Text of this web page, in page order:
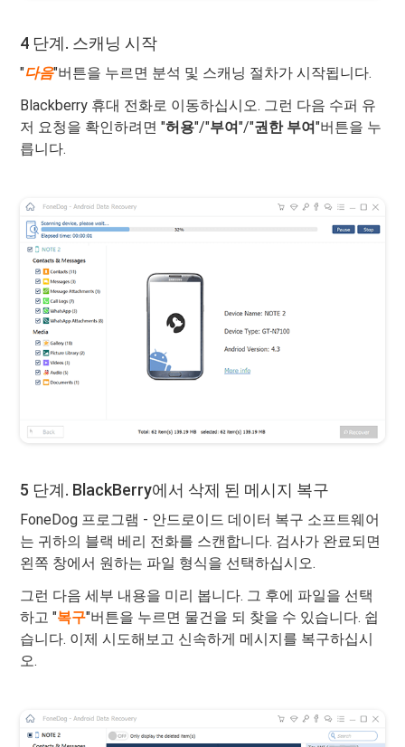
4 단계. 스캐닝 시작
"다음"버튼을 누르면 분석 및 스캐닝 절차가 시작됩니다.
Blackberry 휴대 전화로 이동하십시오. 그런 다음 수퍼 유
저 요청을 확인하려면 "허용"/"부여"/"권한 부여"버튼을 누
릅니다.
5 단계. BlackBerry에서 삭제 된 메시지 복구
FoneDog 프로그램 - 안드로이드 데이터 복구 소프트웨어
는 귀하의 블랙 베리 전화를 스캔합니다. 검사가 완료되면
왼쪽 창에서 원하는 파일 형식을 선택하십시오.
그런 다음 세부 내용을 미리 봅니다. 그 후에 파일을 선택
하고 "복구"버튼을 누르면 물건을 되 찾을 수 있습니다. 쉽
습니다. 이제 시도해보고 신속하게 메시지를 복구하십시
오.